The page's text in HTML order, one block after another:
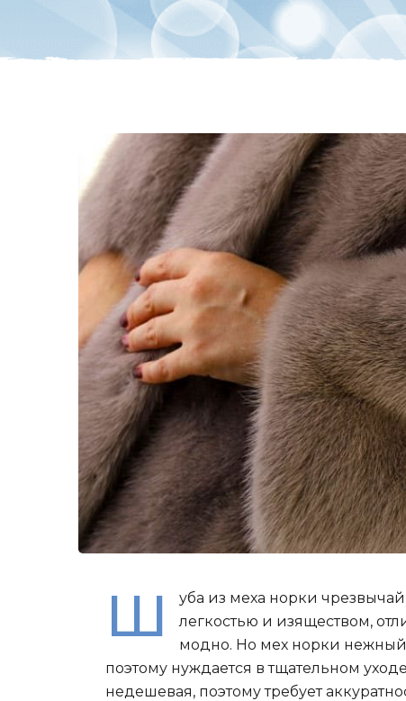
Ш
уба из меха норки
легкостью и изяществом,
модно. Но мех норки нежный
поэтому нуждается в тщательном
недешевая, поэтому требует